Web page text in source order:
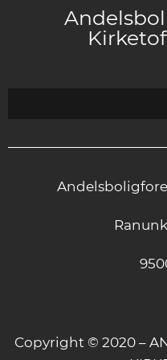
Copyright © 2020 –